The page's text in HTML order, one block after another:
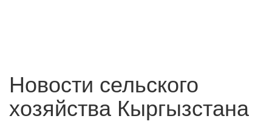
Новости сельского
хозяйства Кыргызстана